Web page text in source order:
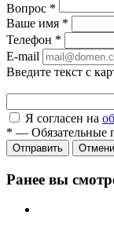
Вопрос *
Ваше имя *
Телефон *
E-mail
Введите текст с
Я согласен на
* — Обязательные
Отправить
Ранее вы